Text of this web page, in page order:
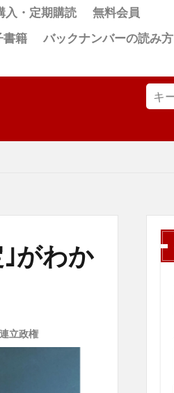
入・定期購読
無料会員
書籍
バックナンバーの読み方
がわか
連立政権